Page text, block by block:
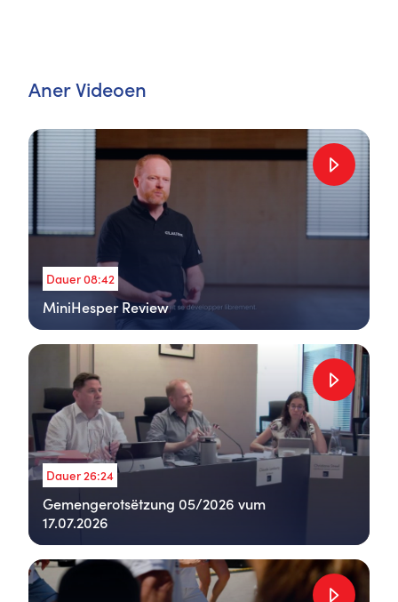
Aner Videoen
Dauer 08:42
MiniHesper Review
Dauer 26:24
Gemengerotsëtzung 05/2026 vum
17.07.2026